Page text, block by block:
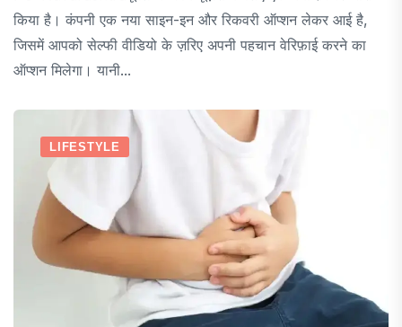
किया है। कंपनी एक नया साइन-इन और रिकवरी ऑप्शन लेकर आई है,
जिसमें आपको सेल्फी वीडियो के ज़रिए अपनी पहचान वेरिफ़ाई करने का
ऑप्शन मिलेगा। यानी...
LIFESTYLE